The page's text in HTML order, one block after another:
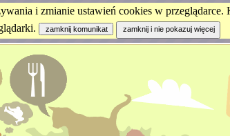
i zmianie ustawień cookies w przeglądarce.